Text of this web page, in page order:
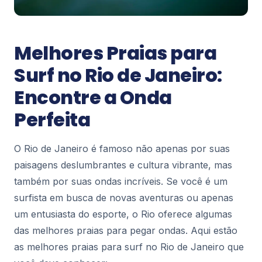
Blog Rio
Espetáculos em Cartaz no Rio de
O Rio de Janeiro é muito mais que praias e
paisagens deslumbrantes: a cidade é também um
dos principais polos culturais do Brasil, com
espet...
117
Blog Rio
Rodoviárias no Rio de Janeiro: Guia
Se você está planejando uma viagem de ônibus
para, do ou dentro do Rio de Janeiro, conhecer
as principais rodoviárias da cidade é fundamenta...
177
Restaurantes com Vista para a Lagoa
Rodrigo de Freitas: Onde Comer e
Melhores Praias para
Surf no Rio de Janeiro:
Encontre a Onda
Perfeita
O Rio de Janeiro é famoso não apenas por suas
paisagens deslumbrantes e cultura vibrante, mas
também por suas ondas incríveis. Se você é um
surfista em busca de novas aventuras ou apenas
um entusiasta do esporte, o Rio oferece algumas
das melhores praias para pegar ondas. Aqui estão
as melhores praias para surf no Rio de Janeiro que